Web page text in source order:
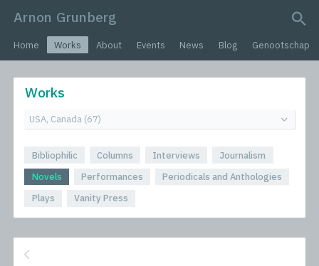
Arnon Grunberg
Home Works About Events News Blog Genootschap
Works
Bibliophilic Columns Interviews
Journalism
Novels
Performances
Periodicals and Anthologies
Plays
Vanity Press